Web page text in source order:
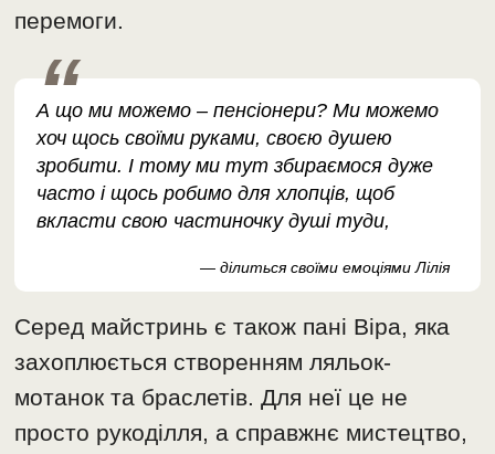
перемоги.
А що ми можемо – пенсіонери? Ми можемо
хоч щось своїми руками, своєю душею
зробити. І тому ми тут збираємося дуже
часто і щось робимо для хлопців, щоб
вкласти свою частиночку душі туди,
— ділиться своїми емоціями Лілія
Серед майстринь є також пані Віра, яка
захоплюється створенням ляльок-
мотанок та браслетів. Для неї це не
просто рукоділля, а справжнє мистецтво,